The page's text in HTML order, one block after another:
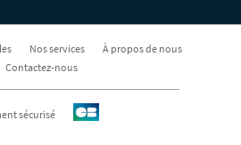
Nos services
À propos de nous
Contactez-nous
sécurisé